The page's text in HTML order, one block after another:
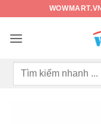
nội
Tìm